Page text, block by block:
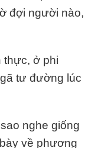
đợi người nào,
thực, ở phi
tư đường lúc
nghe giống
về phương